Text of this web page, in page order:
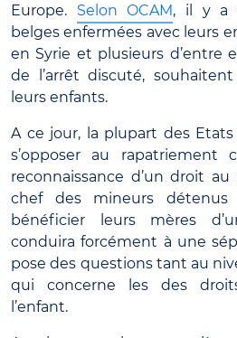
Europe. Selon OCAM, il y a
belges enfermées avec leurs
en Syrie et plusieurs d’entre
de l’arrêt discuté,
leurs enfants.
A ce jour, la plupart des
s’opposer au rapatriement
reconnaissance d’un droit
chef des mineurs détenus
bénéficier leurs mères
conduira forcément à une
pose des questions tant au
qui concerne les des
l’enfant.